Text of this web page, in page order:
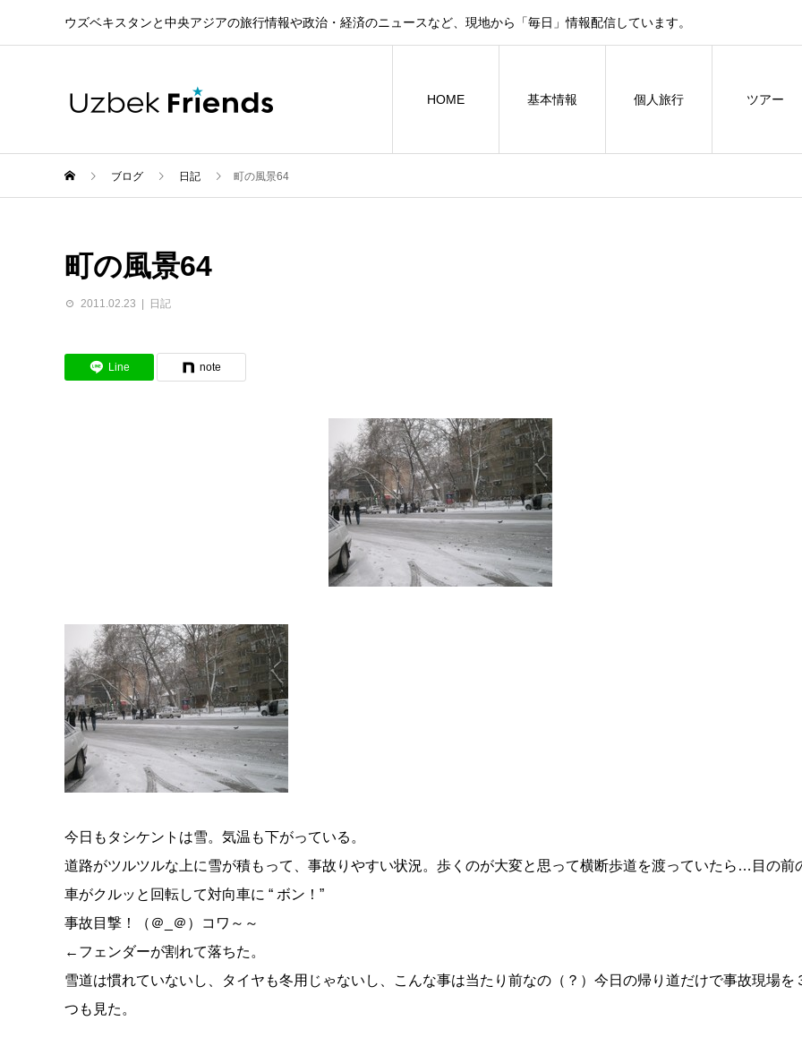
ウズベキスタンと中央アジアの旅行情報や政治・経済のニュースなど、現地から「毎日」情報配信しています。
HOME 基本情報 個人旅行 ツアー
ブログ 日記 町の風景64
町の風景64
2011.02.23 日記
Line note
今日もタシケントは雪。気温も下がっている。
道路がツルツルな上に雪が積もって、事故りやすい状況。歩くのが大変と思って横断歩道を渡っていたら…目の前
車がクルッと回転して対向車に “ ボン！”
事故目撃！（＠_＠）コワ～～
←フェンダーが割れて落ちた。
雪道は慣れていないし、タイヤも冬用じゃないし、こんな事は当たり前なの（？）今日の帰り道だけで事故現場を
つも見た。